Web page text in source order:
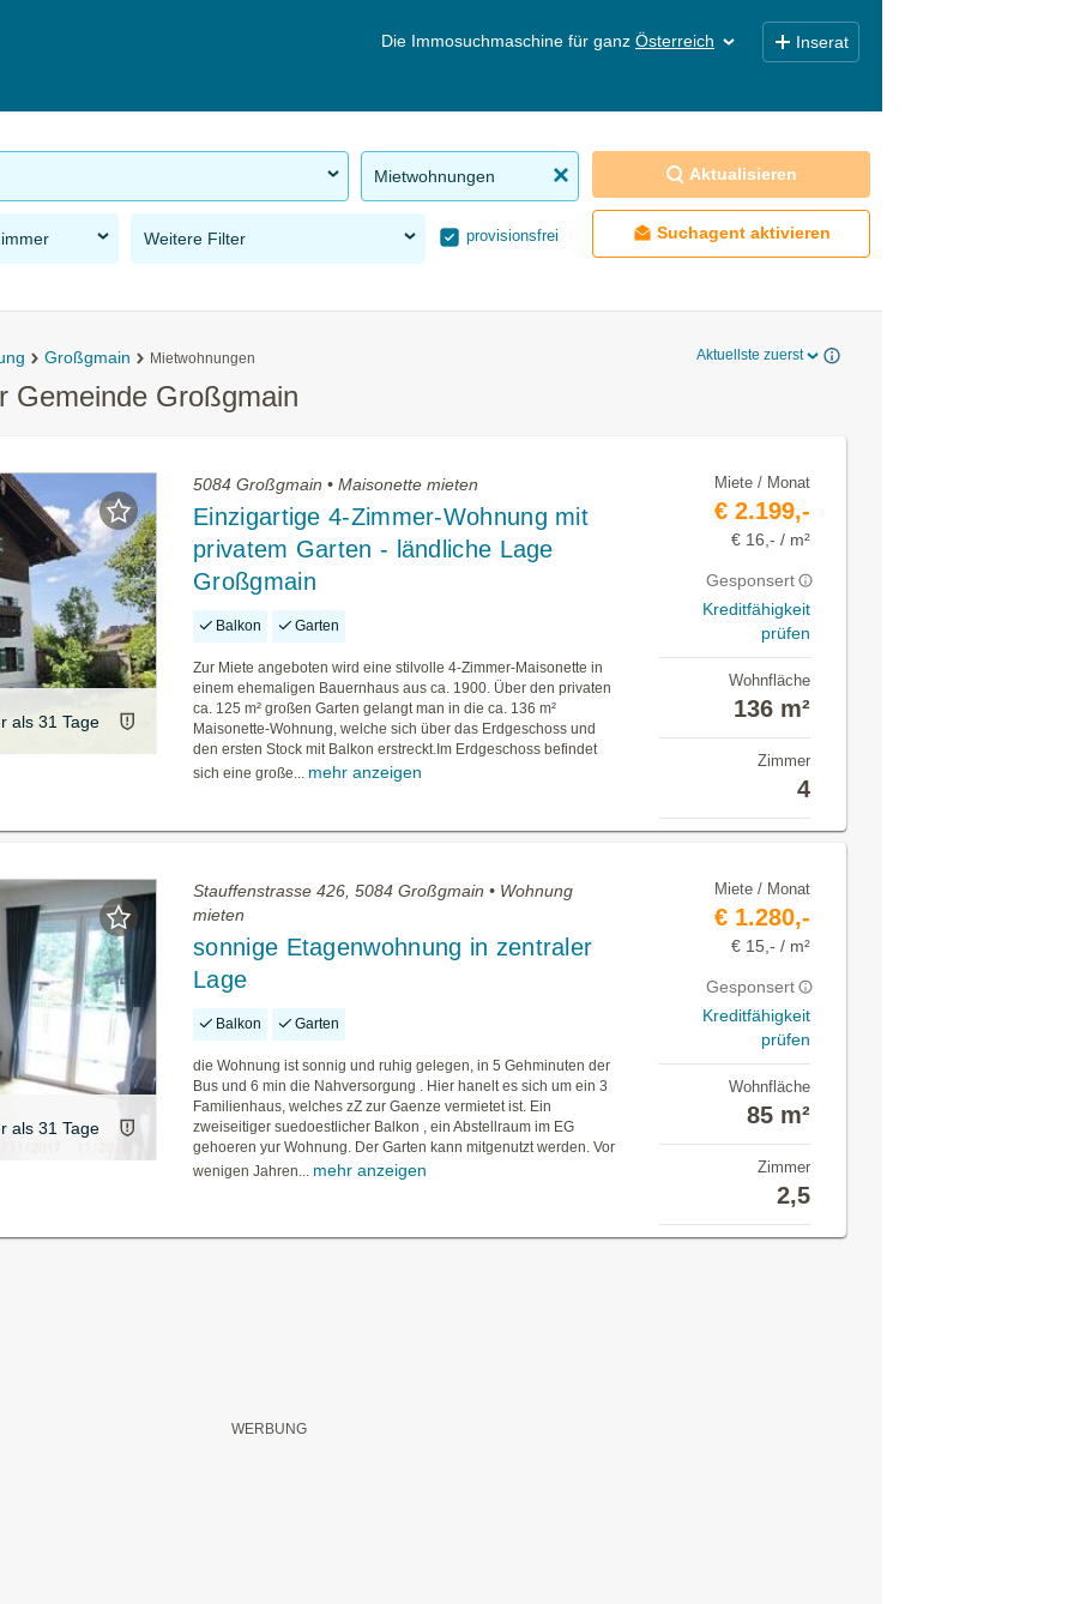
Die Immosuchmaschine für ganz Österreich Inserat
Mietwohnungen
Weitere Filter provisionsfrei
Aktualisieren
Suchagent aktivieren
Großgmain Mietwohnungen Aktuellste zuerst
Gemeinde Großgmain
als 31 Tage
5084 Großgmain • Maisonette mieten
Einzigartige 4-Zimmer-Wohnung mit
privatem Garten - ländliche Lage
Großgmain
Balkon Garten
Zur Miete angeboten wird eine stilvolle 4‑Zimmer‑Maisonette in
einem ehemaligen Bauernhaus aus ca. 1900. Über den privaten
ca. 125 m² großen Garten gelangt man in die ca. 136 m²
Maisonette-Wohnung, welche sich über das Erdgeschoss und
den ersten Stock mit Balkon erstreckt.Im Erdgeschoss befindet
sich eine große... mehr anzeigen
Miete / Monat
€ 2.199,-
€ 16,- / m²
Gesponsert
Kreditfähigkeit
prüfen
Wohnfläche
136 m²
Zimmer
4
als 31 Tage
Stauffenstrasse 426, 5084 Großgmain • Wohnung
mieten
sonnige Etagenwohnung in zentraler
Lage
Balkon Garten
die Wohnung ist sonnig und ruhig gelegen, in 5 Gehminuten der
Bus und 6 min die Nahversorgung . Hier hanelt es sich um ein 3
Familienhaus, welches zZ zur Gaenze vermietet ist. Ein
zweiseitiger suedoestlicher Balkon , ein Abstellraum im EG
gehoeren yur Wohnung. Der Garten kann mitgenutzt werden. Vor
wenigen Jahren... mehr anzeigen
Miete / Monat
€ 1.280,-
€ 15,- / m²
Gesponsert
Kreditfähigkeit
prüfen
Wohnfläche
85 m²
Zimmer
2,5